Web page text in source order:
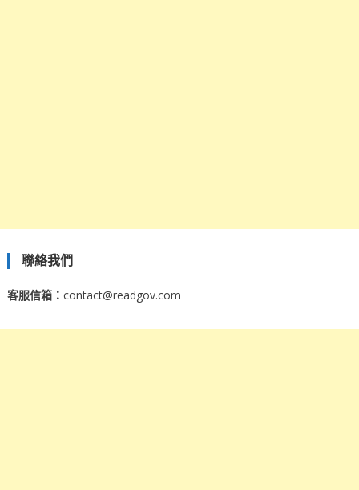
聯絡我們
客服信箱： contact@readgov.com